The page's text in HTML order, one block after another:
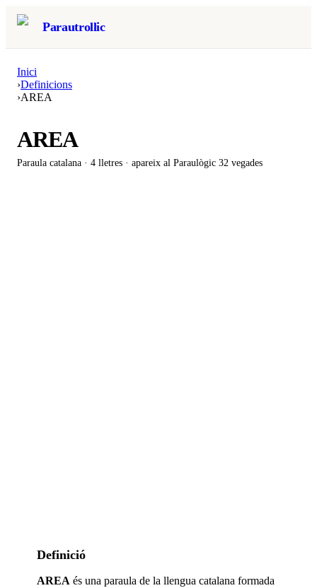
Parautrollic
Inici
›Definicions
›AREA
AREA
Paraula catalana · 4 lletres · apareix al Paraulògic 32 vegades
Definició
AREA és una paraula de la llengua catalana formada